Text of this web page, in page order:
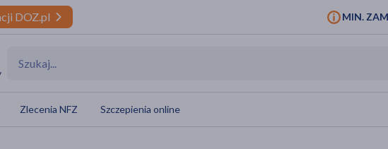
DOZ.pl MIN.
Zlecenia NFZ Szczepienia online